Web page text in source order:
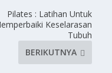
Pilates : Latihan Untuk
Keselarasan
Tubuh
BERIKUTNYA